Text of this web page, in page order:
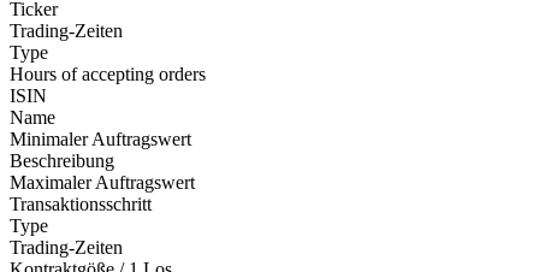
Ticker
Trading-Zeiten
Type
Hours of accepting orders
ISIN
Name
Minimaler Auftragswert
Beschreibung
Maximaler Auftragswert
Transaktionsschritt
Type
Trading-Zeiten